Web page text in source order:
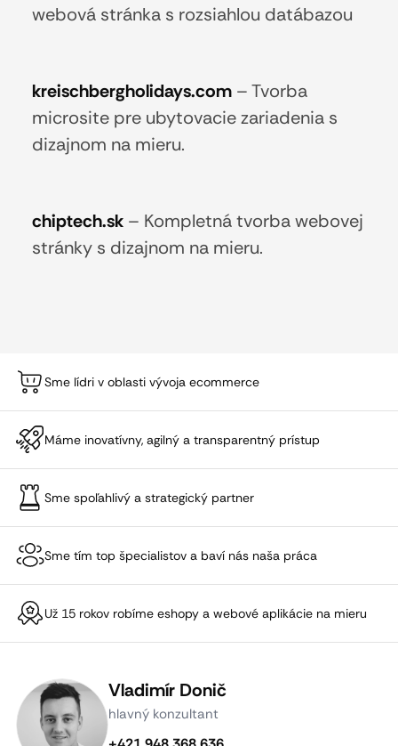
webová stránka s rozsiahlou datábazou
kreischbergholidays.com–Tvorba
microsite pre ubytovacie zariadenia s
dizajnom na mieru.
chiptech.sk– Kompletná tvorba webovej
stránky s dizajnom na mieru.
Sme lídri v oblasti vývoja ecommerce
Máme inovatívny, agilný a transparentný prístup
Sme spoľahlivý a strategický partner
Sme tím top špecialistov a baví nás naša práca
Už 15 rokov robíme eshopy a webové aplikácie na mieru
Vladimír Donič
hlavný konzultant